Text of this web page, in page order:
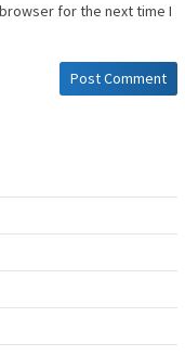
for the next time I